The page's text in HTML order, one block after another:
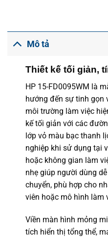
Mô tả
Thiết kế tối giản,
HP 15-FD0095WM là
hướng đến sự tinh gọn
môi trường làm việc
kế tối giản với các
lớp vỏ màu bạc thanh
nghiệp khi sử dụng tại
hoặc không gian làm
nhẹ giúp người dùng
chuyển, phù hợp cho
viên hoặc mô hình làm
Viền màn hình mỏng
tích hiển thị tổng thể,